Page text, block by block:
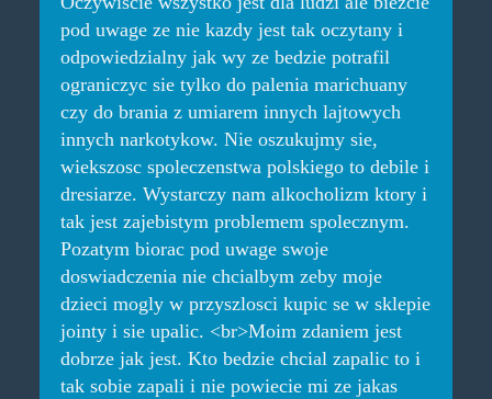
pod uwage ze nie kazdy jest tak oczytany i
odpowiedzialny jak wy ze bedzie potrafil
ograniczyc sie tylko do palenia marichuany
czy do brania z umiarem innych lajtowych
innych narkotykow. Nie oszukujmy sie,
wiekszosc spoleczenstwa polskiego to debile i
dresiarze. Wystarczy nam alkocholizm ktory i
tak jest zajebistym problemem spolecznym.
Pozatym biorac pod uwage swoje
doswiadczenia nie chcialbym zeby moje
dzieci mogly w przyszlosci kupic se w sklepie
jointy i sie upalic. <br>Moim zdaniem jest
dobrze jak jest. Kto bedzie chcial zapalic to i
tak sobie zapali i nie powiecie mi ze jakas